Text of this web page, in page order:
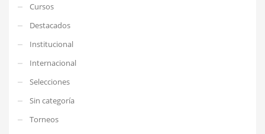
Cursos
Destacados
Institucional
Internacional
Selecciones
Sin categoría
Torneos